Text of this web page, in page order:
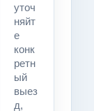
уточ
няйт
е
конк
ретн
ый
выез
д,